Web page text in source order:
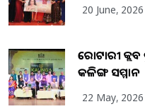
20 June, 2026
ରୋଟାରୀ
କଳିଙ୍ଗ ସମ୍ମାନ
22 May, 2026